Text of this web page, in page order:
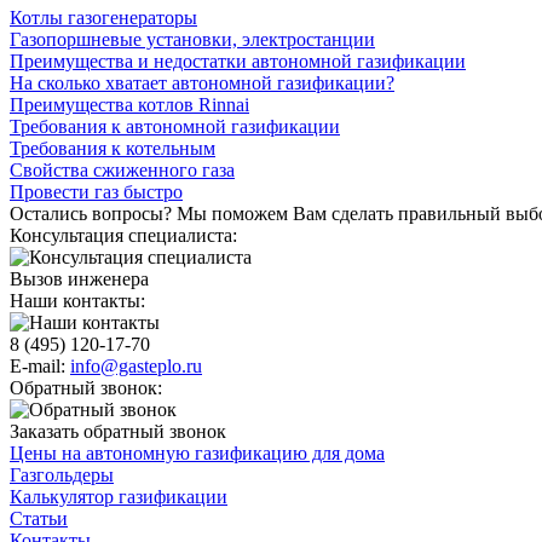
Котлы газогенераторы
Газопоршневые установки, электростанции
Преимущества и недостатки автономной газификации
На сколько хватает автономной газификации?
Преимущества котлов Rinnai
Требования к автономной газификации
Требования к котельным
Свойства сжиженного газа
Провести газ быстро
Остались вопросы? Мы поможем Вам сделать правильный
Консультация специалиста:
Вызов инженера
Наши контакты:
8 (495) 120-17-70
E-mail: info@gasteplo.ru
Обратный звонок:
Заказать обратный звонок
Цены на автономную газификацию для дома
Газгольдеры
Калькулятор газификации
Статьи